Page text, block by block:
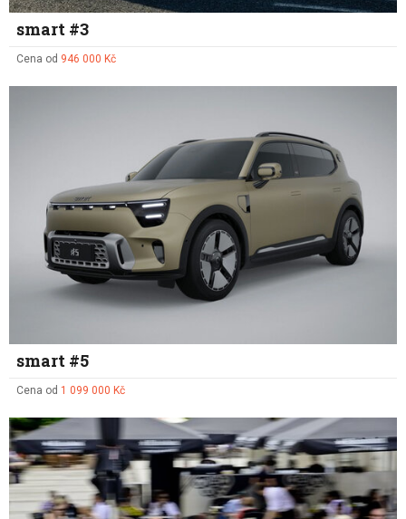
smart #3
Cena od 946 000 Kč
smart #5
Cena od 1 099 000 Kč